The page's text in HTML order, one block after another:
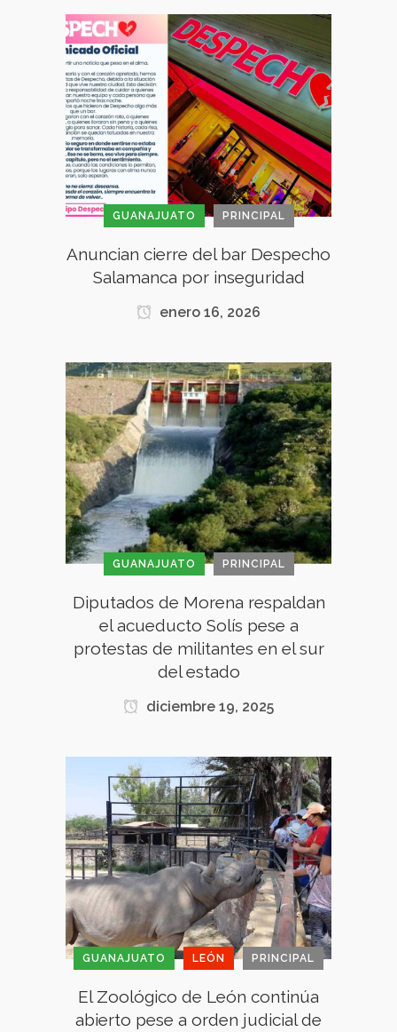
GUANAJUATO PRINCIPAL
Anuncian cierre del bar Despecho
Salamanca por inseguridad
enero 16, 2026
GUANAJUATO PRINCIPAL
Diputados de Morena respaldan
el acueducto Solís pese a
protestas de militantes en el sur
del estado
diciembre 19, 2025
GUANAJUATO LEÓN PRINCIPAL
El Zoológico de León continúa
abierto pese a orden judicial de